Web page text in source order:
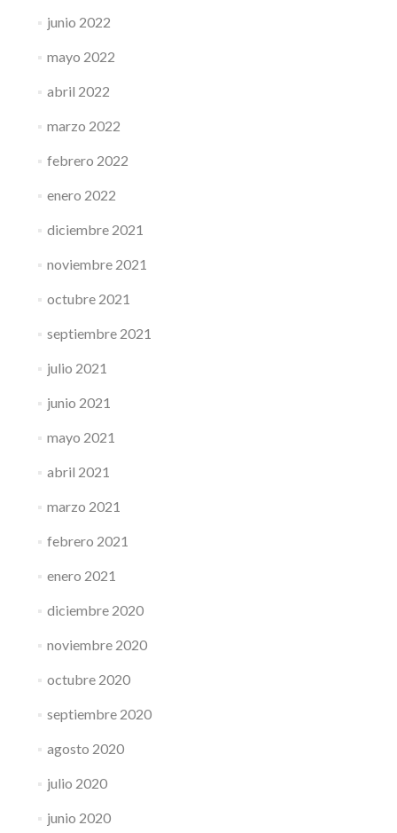
junio 2022
mayo 2022
abril 2022
marzo 2022
febrero 2022
enero 2022
diciembre 2021
noviembre 2021
octubre 2021
septiembre 2021
julio 2021
junio 2021
mayo 2021
abril 2021
marzo 2021
febrero 2021
enero 2021
diciembre 2020
noviembre 2020
octubre 2020
septiembre 2020
agosto 2020
julio 2020
junio 2020